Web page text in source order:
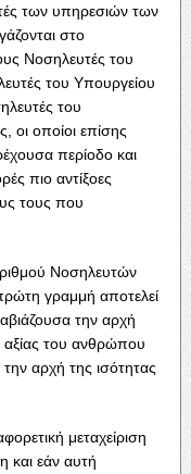
των υπηρεσιών των
στο
Νοσηλευτές του
του Υπουργείου
του
οι οποίοι επίσης
περίοδο και
πιο αντίξοες
τους που
Νοσηλευτών
γραμμή αποτελεί
την αρχή
αξίας του ανθρώπου
αρχή της ισότητας
μεταχείριση
και εάν αυτή